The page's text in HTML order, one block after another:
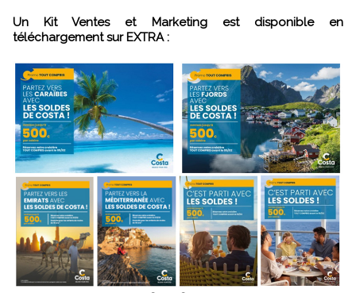
Un Kit Ventes et Marketing est disponible en
téléchargement sur EXTRA :